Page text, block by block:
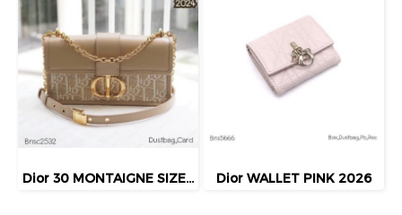
Dior 30 MONTAIGNE SIZE.MINI BEIGE BAG 2024 Dior WALLET PINK 2026